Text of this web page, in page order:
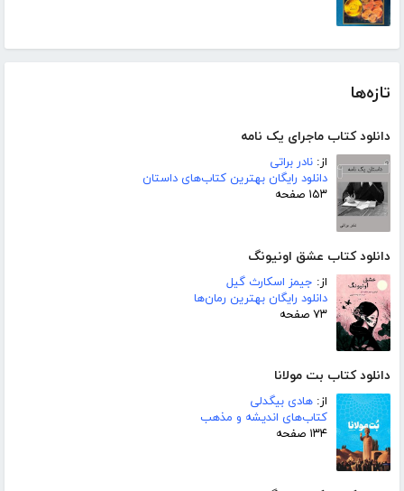
تازه‌ها
دانلود کتاب ماجرای یک نامه
از: نادر براتی
دانلود رایگان بهترین کتاب‌های داستان
۱۵۳ صفحه
دانلود کتاب عشق اونیونگ
از: جیمز اسکارث گیل
دانلود رایگان بهترین رمان‌ها
۷۳ صفحه
دانلود کتاب بت مولانا
از: هادی بیگدلی
کتاب‌های اندیشه و مذهب
۱۳۴ صفحه